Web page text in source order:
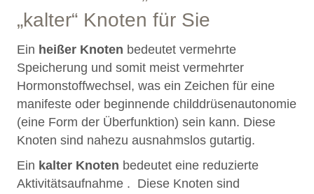
„kalter“ Knoten für Sie
Ein heißer Knoten bedeutet vermehrte
Speicherung und somit meist vermehrter
Hormonstoffwechsel, was ein Zeichen für eine
manifeste oder beginnende childdrüsenautonomie
(eine Form der Überfunktion) sein kann. Diese
Knoten sind nahezu ausnahmslos gutartig.
Ein kalter Knoten bedeutet eine reduzierte
Aktivitätsaufnahme . Diese Knoten sind